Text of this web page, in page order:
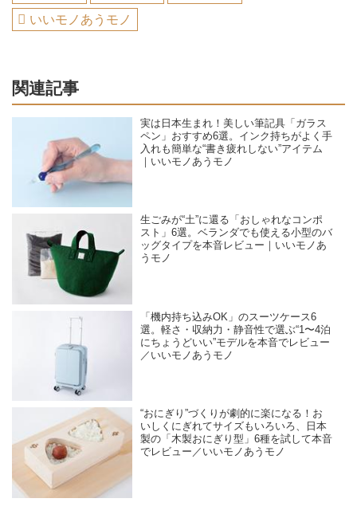
いいモノあうモノ
関連記事
実は日本生まれ！美しい筆記具「ガラス
ペン」おすすめ6選。インク持ちがよく手
入れも簡単な“書き疲れしない”アイテム
｜いいモノあうモノ
生ごみが“土”に還る「おしゃれなコンポ
スト」6選。ベランダでも使える小型のバ
ッグタイプを本音レビュー｜いいモノあ
うモノ
「機内持ち込みOK」のスーツケース6
選。軽さ・収納力・静音性で選ぶ“1〜4泊
にちょうどいい”モデルを本音でレビュー
／いいモノあうモノ
“おにぎり”づくりが劇的に楽になる！お
いしくにぎれてサイズもいろいろ、日本
製の「木製おにぎり型」6種を試して本音
でレビュー／いいモノあうモノ